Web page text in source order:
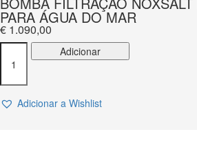
PARA ÁGUA DO MAR
€ 1.090,00
Quantidade
FILTRAÇÃO
NOXSALT
Adicionar
Adicionar a Wishlist